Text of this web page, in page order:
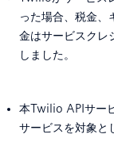
った場合、税金、
金はサービスクレ
しました。
本Twilio APIサー
サービスを対象と